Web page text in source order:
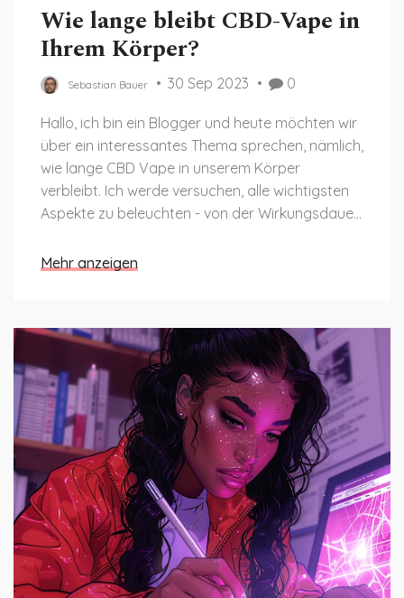
Wie lange bleibt CBD-Vape in
Ihrem Körper?
Sebastian Bauer 30 Sep 2023 0
Hallo, ich bin ein Blogger und heute möchten wir
über ein interessantes Thema sprechen, nämlich,
wie lange CBD Vape in unserem Körper
verbleibt. Ich werde versuchen, alle wichtigsten
Aspekte zu beleuchten - von der Wirkungsdauer
es wird aufregend!
Mehr anzeigen